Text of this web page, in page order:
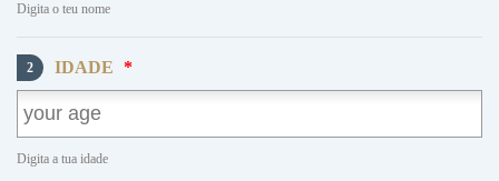
Digita o teu nome
2 IDADE *
Digita a tua idade